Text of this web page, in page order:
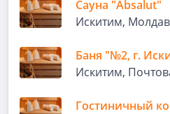
Сауна "Absalut"
Искитим,
Баня "№2, г.
Искитим,
Гостиничный